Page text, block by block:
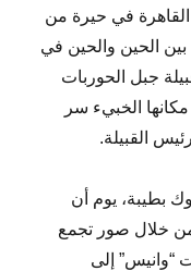
في حيرة من
الحين والحين في
جبل الحوربات
الخبيء سر
القبيلة.
بطيبة، يوم أن
من خلال صور تجمع
“وانيس” إلى